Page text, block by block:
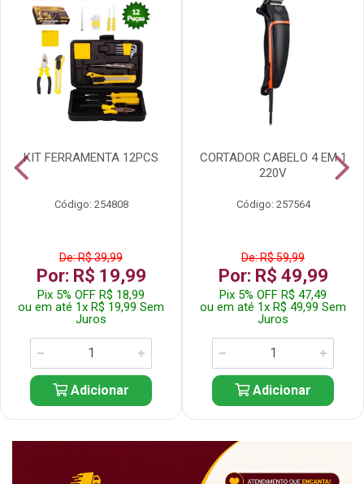
KIT FERRAMENTA 12PCS
Código: 254808
De: R$ 39,99
Por: R$ 19,99
Pix 5% OFF R$ 18,99
ou em até 1x R$ 19,99 Sem
Juros
Adicionar
CORTADOR CABELO 4 EM 1
220V
Código: 257564
De: R$ 59,99
Por: R$ 49,99
Pix 5% OFF R$ 47,49
ou em até 1x R$ 49,99 Sem
Juros
Adicionar